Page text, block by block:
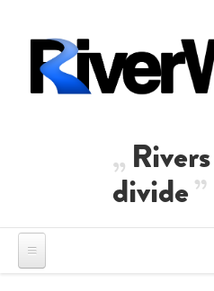
divide